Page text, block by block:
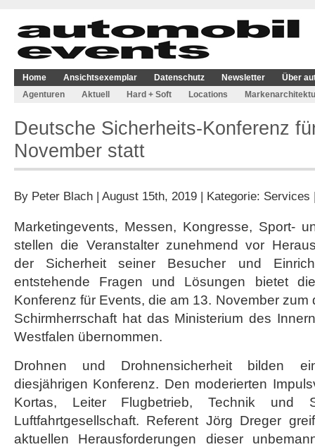
Home Ansichtsexemplar Datenschutz Newsletter
Über
Agenturen
Aktuell Hard + Soft Locations
Deutsche Sicherheits-Konferenz
November statt
By Peter Blach | August 15th, 2019 | Kategorie: Services
Marketingevents, Messen, Kongresse, Sport-
stellen die Veranstalter zunehmend vor
der Sicherheit seiner Besucher und
entstehende Fragen und Lösungen bietet
Konferenz für Events, die am 13. November zum
Schirmherrschaft hat das Ministerium des
Westfalen übernommen.
Drohnen und Drohnensicherheit bilden
diesjährigen Konferenz. Den moderierten
Kortas, Leiter Flugbetrieb, Technik und
Luftfahrtgesellschaft. Referent Jörg Dreger
aktuellen Herausforderungen dieser